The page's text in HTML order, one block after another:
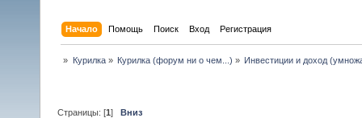
Начало Помощь Поиск Вход Регистрация
» Курилка» Курилка (форум ни о чем...) » Инвестиции и доход
Страницы: [1]Вниз